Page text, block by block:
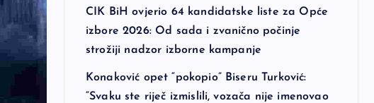
CIK BiH ovjerio 64 kandidatske liste za Opće
izbore 2026: Od sada i zvanično počinje
strožiji nadzor izborne kampanje
Konaković opet “pokopio” Biseru Turković:
“Svaku ste riječ izmislili, vozača nije imenovao